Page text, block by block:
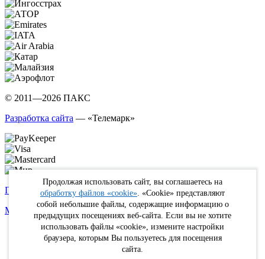
© 2011—2026 ПАКС
Разработка сайта — «Телемарк»
Политика в отношении обработки персональных данных
Max
WhatsApp Telegram вКонтакте Youtube Rutube
Продолжая использовать сайт, вы соглашаетесь на
обработку файлов «cookie» . «Cookie» представляют
собой небольшие файлы, содержащие информацию о
предыдущих посещениях веб-сайта. Если вы не хотите
использовать файлы «cookie», измените настройки
браузера, которым Вы пользуетесь для посещения
сайта.
Online